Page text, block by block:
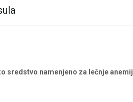
sredstvo namenjeno za lečnje